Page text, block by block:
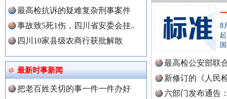
最高检抗诉的疑难复杂刑事案件
事故致5死1伤，四川省安委会挂..
四川10家县级农商行获批解散
最新时事新闻
把老百姓关切的事一件一件办好
8
最高检公安部联
周岁未..
新修订的《人民
布
六部门发布通告
中国全民新闻网.
红船起航处 潮起向未来